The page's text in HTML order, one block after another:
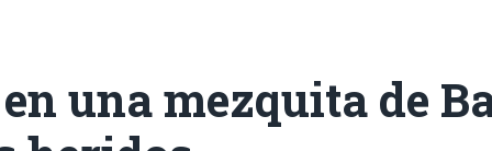
una mezquita de